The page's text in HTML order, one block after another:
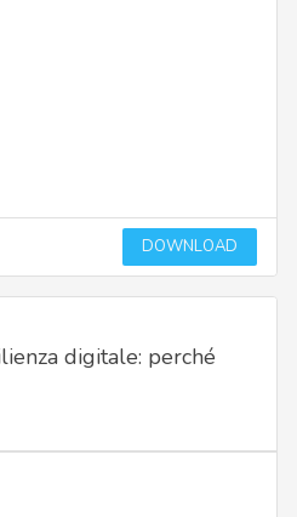
DOWNLOAD
digitale: perché